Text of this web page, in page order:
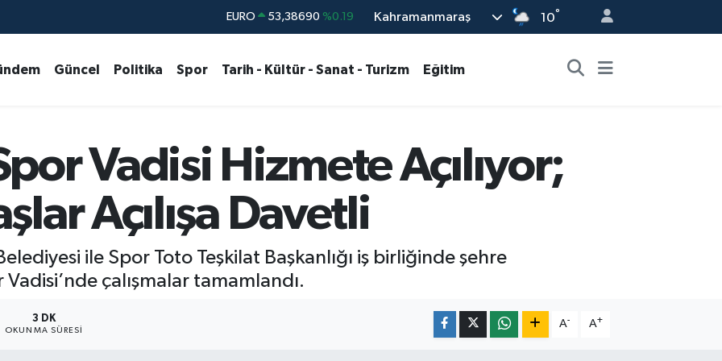
STERLİN 61,60380 %0.18
BİST100 14.598,00 %0
EURO 53,38690 %0.19
Kahramanmaraş 10°
Güncel Politika Spor Tarih - Kültür - Sanat - Turizm Eğitim
Vadisi Hizmete Açılıyor;
Açılışa Davetli
ile Spor Toto Teşkilat Başkanlığı iş birliğinde şehre
çalışmalar tamamlandı.
3 DK
OKUNMA SÜRESI
A- A+